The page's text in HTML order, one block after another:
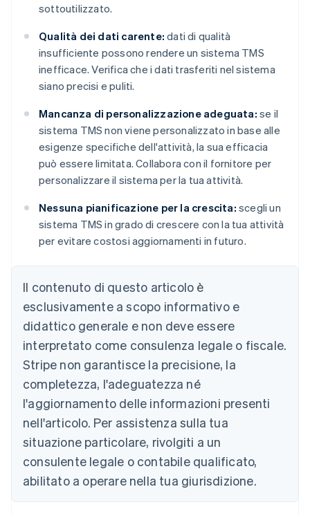
sottoutilizzato.
Qualità dei dati carente: dati di qualità
insufficiente possono rendere un sistema TMS
inefficace. Verifica che i dati trasferiti nel sistema
siano precisi e puliti.
Mancanza di personalizzazione adeguata: se il
sistema TMS non viene personalizzato in base alle
esigenze specifiche dell'attività, la sua efficacia
può essere limitata. Collabora con il fornitore per
personalizzare il sistema per la tua attività.
Nessuna pianificazione per la crescita: scegli un
sistema TMS in grado di crescere con la tua attività
per evitare costosi aggiornamenti in futuro.
Il contenuto di questo articolo è
esclusivamente a scopo informativo e
didattico generale e non deve essere
interpretato come consulenza legale o fiscale.
Stripe non garantisce la precisione, la
completezza, l'adeguatezza né
l'aggiornamento delle informazioni presenti
nell'articolo. Per assistenza sulla tua
situazione particolare, rivolgiti a un
consulente legale o contabile qualificato,
abilitato a operare nella tua giurisdizione.